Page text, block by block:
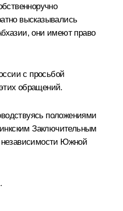
высказывались
они имеют право
с просьбой
обращений.
положениями
Заключительным
Южной